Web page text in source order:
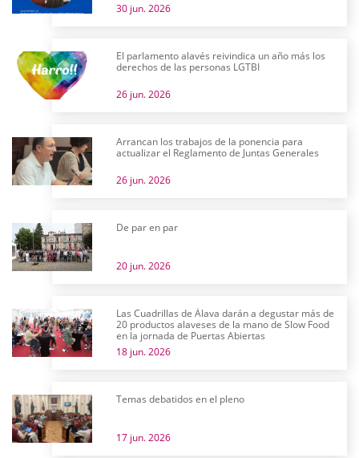
30 jun. 2026
El parlamento alavés reivindica un año más los
derechos de las personas LGTBI
26 jun. 2026
Arrancan los trabajos de la ponencia para
actualizar el Reglamento de Juntas Generales
26 jun. 2026
De par en par
20 jun. 2026
Las Cuadrillas de Álava darán a degustar más de
20 productos alaveses de la mano de Slow Food
en la jornada de Puertas Abiertas
18 jun. 2026
Temas debatidos en el pleno
17 jun. 2026